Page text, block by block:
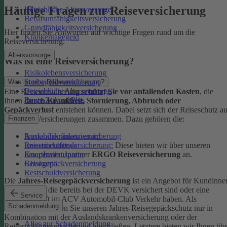
Betriebliche Altersvorsorge
Berufsunfähigkeitsversicherung
Grundfähigkeitsversicherung
Krankentagegeld
Altersvorsorge
Risikolebensversicherung
Sterbegeldversicherung
Betriebliche Altersvorsorge
Rente ZukunftPlus
Finanzen
Immobilienfinanzierung
Investmentfonds
SmartInvest Junior
Girokonto
Restschuldversicherung
Service
Schadenmeldung
Alles zur Schadenmeldung
Häufige Fragen zur Reiseversicherung
Hier finden Sie Antworten auf wichtige Fragen rund um die
Reiseversicherung.
Was ist eine Reiseversicherung?
Was ist eine Reiseversicherung?
Eine Reiseversicherungschützt Sie vor anfallenden Kosten, die
Ihnen durch Krankheit, Stornierung, Abbruch oder
Gepäckverlust entstehen können. Dabei setzt sich der Reiseschutz
mehreren Versicherungen zusammen. Dazu gehören die:
Auslandskrankenversicherung
Reiserücktrittsversicherung: Diese bieten wir über unseren
Kooperationspartner ERGO Reiseversicherung an.
Reisegepäckversicherung
Die Jahres-Reisegepäckversicherung ist ein Angebot für
und Kunden, die bereits bei der DEVK versichert sind oder eine
Mitgliedschaft im ACV Automobil-Club Verkehr haben. Als
Neukund:in können Sie unseren Jahres-Reisegepäckschutz nur in
Kombination mit der Auslandskrankenversicherung oder der